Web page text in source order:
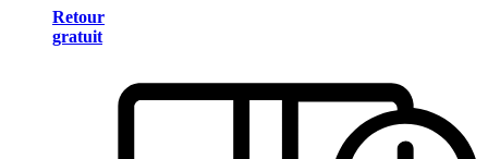
Retour
gratuit